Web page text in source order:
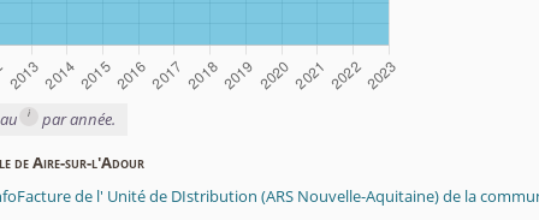
i par année.
de Aire-sur-l'Adour
de l' Unité de DIstribution (ARS Nouvelle-Aquitaine) de la